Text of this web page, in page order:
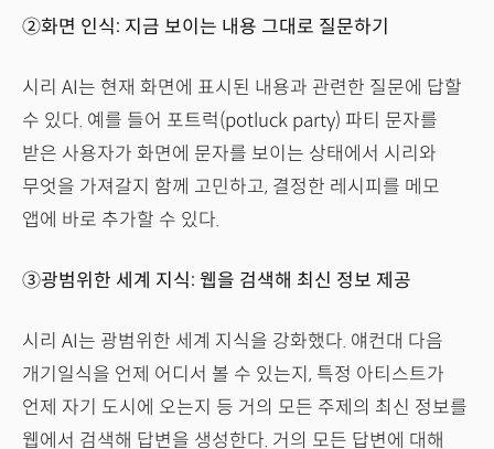
②화면 인식: 지금 보이는 내용 그대로 질문하기
시리 AI는 현재 화면에 표시된 내용과 관련한 질문에 답할
수 있다. 예를 들어 포트럭(potluck party) 파티 문자를
받은 사용자가 화면에 문자를 보이는 상태에서 시리와
무엇을 가져갈지 함께 고민하고, 결정한 레시피를 메모
앱에 바로 추가할 수 있다.
③광범위한 세계 지식: 웹을 검색해 최신 정보 제공
시리 AI는 광범위한 세계 지식을 강화했다. 얘컨대 다음
개기일식을 언제 어디서 볼 수 있는지, 특정 아티스트가
언제 자기 도시에 오는지 등 거의 모든 주제의 최신 정보를
웹에서 검색해 답변을 생성한다. 거의 모든 답변에 대해